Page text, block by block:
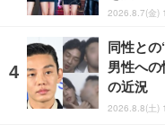
2026.8.7(金)
同性と
男性へ
の近況
2026.8.8(土)